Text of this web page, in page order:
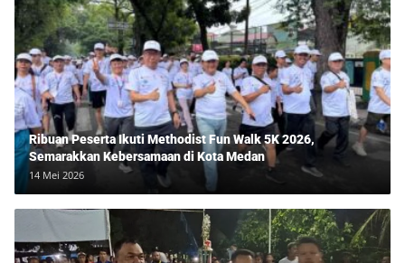
Ribuan Peserta Ikuti Methodist Fun Walk 5K 2026,
Semarakkan Kebersamaan di Kota Medan
14 Mei 2026